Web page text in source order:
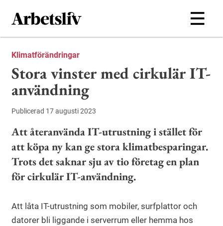
Hoppa till huvudinnehållet
Klimatförändringar
Stora vinster med cirkulär IT-
användning
Publicerad 17 augusti 2023
Att återanvända IT-utrustning i stället för
att köpa ny kan ge stora klimatbesparingar.
Trots det saknar sju av tio företag en plan
för cirkulär IT-användning.
Att låta IT-utrustning som mobiler, surfplattor och
datorer bli liggande i serverrum eller hemma hos